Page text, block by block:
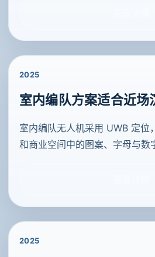
2025
室内编队方案适合近场
室内编队无人机采用 UWB 定位
和商业空间中的图案、字母与数
2025